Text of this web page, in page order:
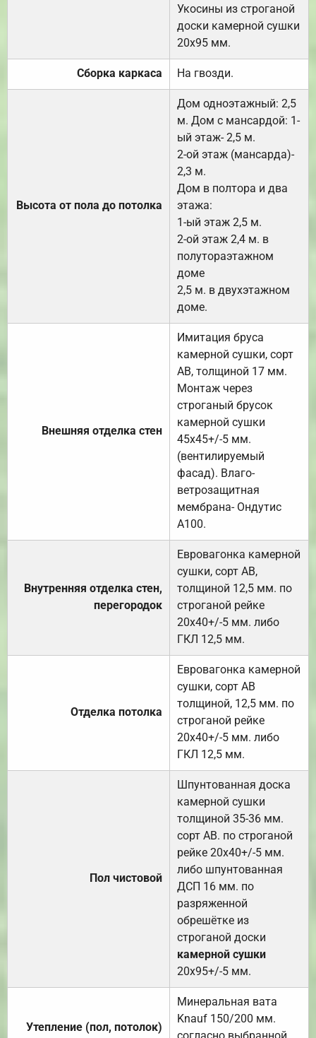
Укосины из строганой
доски камерной сушки
20х95 мм.
Сборка каркаса На гвозди.
Высота от пола до потолка
Дом одноэтажный: 2,5
м. Дом с мансардой: 1-
ый этаж- 2,5 м.
2-ой этаж (мансарда)-
2,3 м.
Дом в полтора и два
этажа:
1-ый этаж 2,5 м.
2-ой этаж 2,4 м. в
полутораэтажном
доме
2,5 м. в двухэтажном
доме.
Внешняя отделка стен
Имитация бруса
камерной сушки, сорт
АВ, толщиной 17 мм.
Монтаж через
строганый брусок
камерной сушки
45х45+/-5 мм.
(вентилируемый
фасад). Влаго-
ветрозащитная
мембрана- Ондутис
А100.
Внутренняя отделка стен,
перегородок
Евровагонка камерной
сушки, сорт АВ,
толщиной 12,5 мм. по
строганой рейке
20х40+/-5 мм. либо
ГКЛ 12,5 мм.
Отделка потолка
Евровагонка камерной
сушки, сорт АВ
толщиной, 12,5 мм. по
строганой рейке
20х40+/-5 мм. либо
ГКЛ 12,5 мм.
Пол чистовой
Шпунтованная доска
камерной сушки
толщиной 35-36 мм.
сорт АВ. по строганой
рейке 20х40+/-5 мм.
либо шпунтованная
ДСП 16 мм. по
разряженной
обрешётке из
строганой доски
камерной сушки
20х95+/-5 мм.
Утепление (пол, потолок)
Минеральная вата
Knauf 150/200 мм.